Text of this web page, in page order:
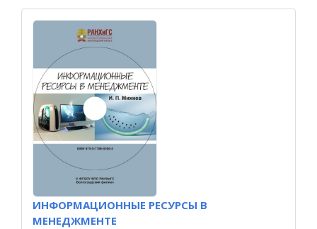
ИНФОРМАЦИОННЫЕ РЕСУРСЫ В
МЕНЕДЖМЕНТЕ